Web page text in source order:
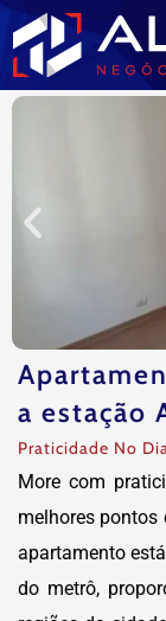
para
o
a estação
Praticidade No
More com
melhores pontos
apartamento
do metrô,